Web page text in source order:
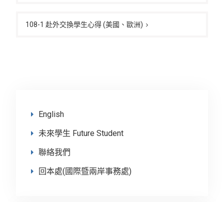
覽108-1 赴外交換學生心得 (美國、歐洲)
English
未來學生 Future Student
聯絡我們
回本處(國際暨兩岸事務處)